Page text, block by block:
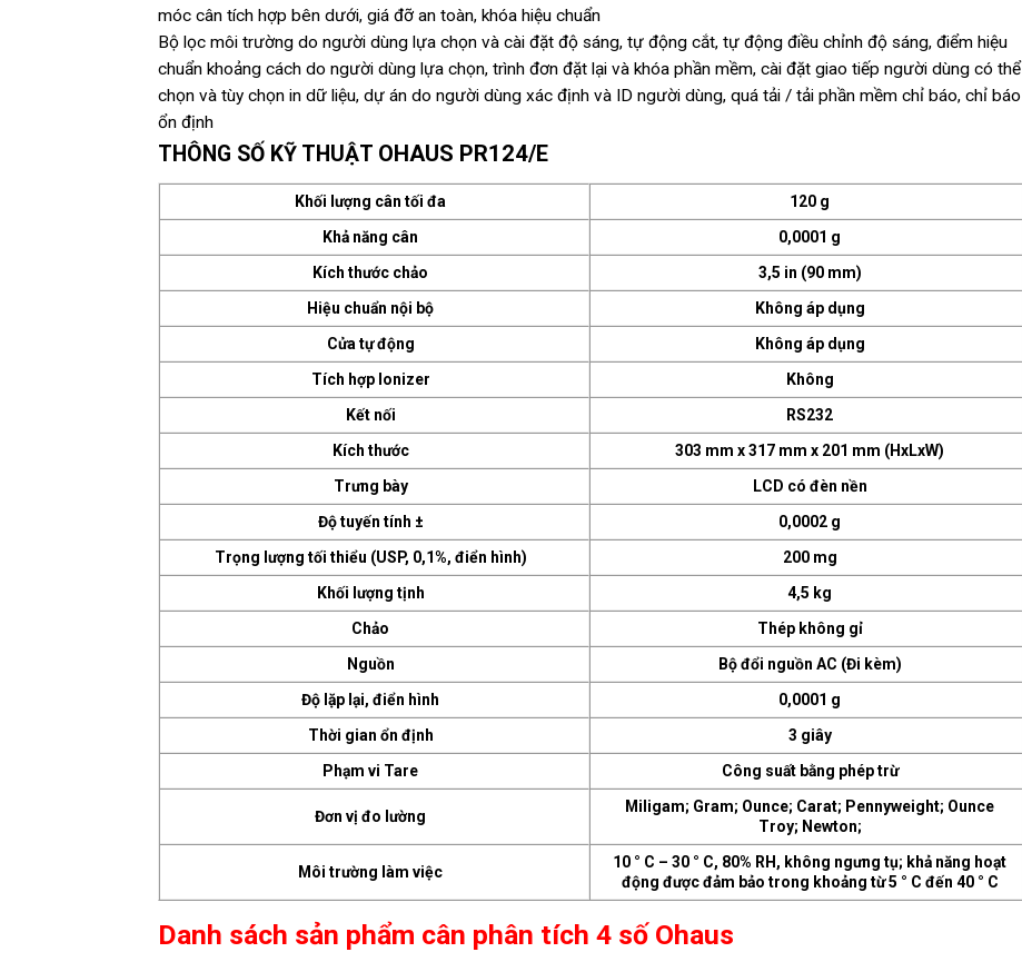
móc cân tích hợp bên dưới, giá đỡ an toàn, khóa hiệu chuẩn
Bộ lọc môi trường do người dùng lựa chọn và cài đặt độ sáng, tự động cắt, tự động điều chỉnh độ sáng, điểm hiệu
chuẩn khoảng cách do người dùng lựa chọn, trình đơn đặt lại và khóa phần mềm, cài đặt giao tiếp người dùng có thể
chọn và tùy chọn in dữ liệu, dự án do người dùng xác định và ID người dùng, quá tải / tải phần mềm chỉ báo, chỉ báo
ổn định
THÔNG SỐ KỸ THUẬT OHAUS PR124/E
Khối lượng cân tối đa
120 g
Khả năng cân
0,0001 g
Kích thước chảo
3,5 in (90 mm)
Hiệu chuẩn nội bộ
Không áp dụng
Cửa tự động
Không áp dụng
Tích hợp Ionizer
Không
Kết nối
RS232
Kích thước
303 mm x 317 mm x 201 mm (HxLxW)
Trưng bày
LCD có đèn nền
Độ tuyến tính ±
0,0002 g
Trọng lượng tối thiểu (USP, 0,1%, điển hình)
200 mg
Khối lượng tịnh
4,5 kg
Chảo
Thép không gỉ
Nguồn
Bộ đổi nguồn AC (Đi kèm)
Độ lặp lại, điển hình
0,0001 g
Thời gian ổn định
3 giây
Phạm vi Tare
Công suất bằng phép trừ
Đơn vị đo lường
Miligam; Gram; Ounce; Carat; Pennyweight; Ounce
Troy; Newton;
Môi trường làm việc
10 ° C – 30 ° C, 80% RH, không ngưng tụ; khả năng hoạt
động được đảm bảo trong khoảng từ 5 ° C đến 40 ° C
Danh sách sản phẩm cân phân tích 4 số Ohaus